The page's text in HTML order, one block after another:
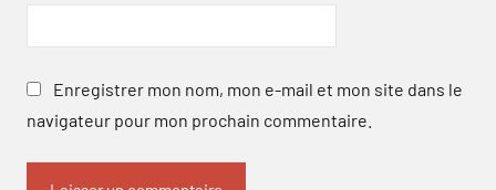
Enregistrer mon nom, mon e-mail et mon site dans le
navigateur pour mon prochain commentaire.